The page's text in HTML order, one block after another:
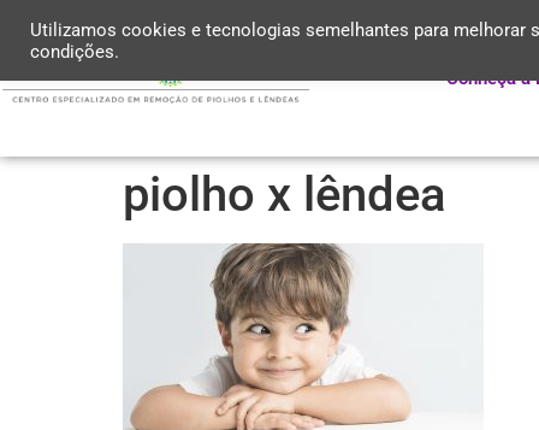
Conheça a
piolho x lêndea
Utilizamos cookies e tecnologias semelhantes para melhorar
condições.